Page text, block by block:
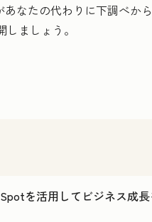
なたの代わりに下調べか
ましょう。
を活用してビジネス成長